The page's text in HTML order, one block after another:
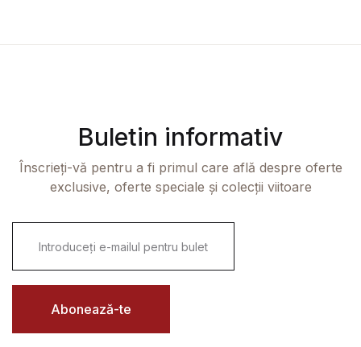
Buletin informativ
Înscrieți-vă pentru a fi primul care află despre oferte
exclusive, oferte speciale și colecții viitoare
i
l
Abonează-te